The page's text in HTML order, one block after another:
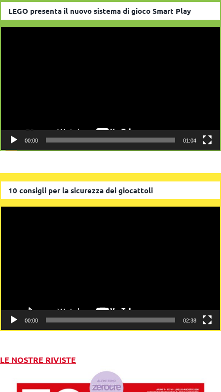
LEGO presenta il nuovo sistema di gioco Smart Play
00:00 01:04
10 consigli per la sicurezza dei giocattoli
00:00 02:38
LE NOSTRE RIVISTE